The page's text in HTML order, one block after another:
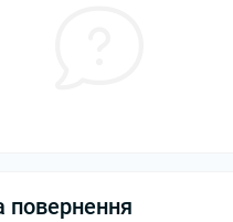
повернення